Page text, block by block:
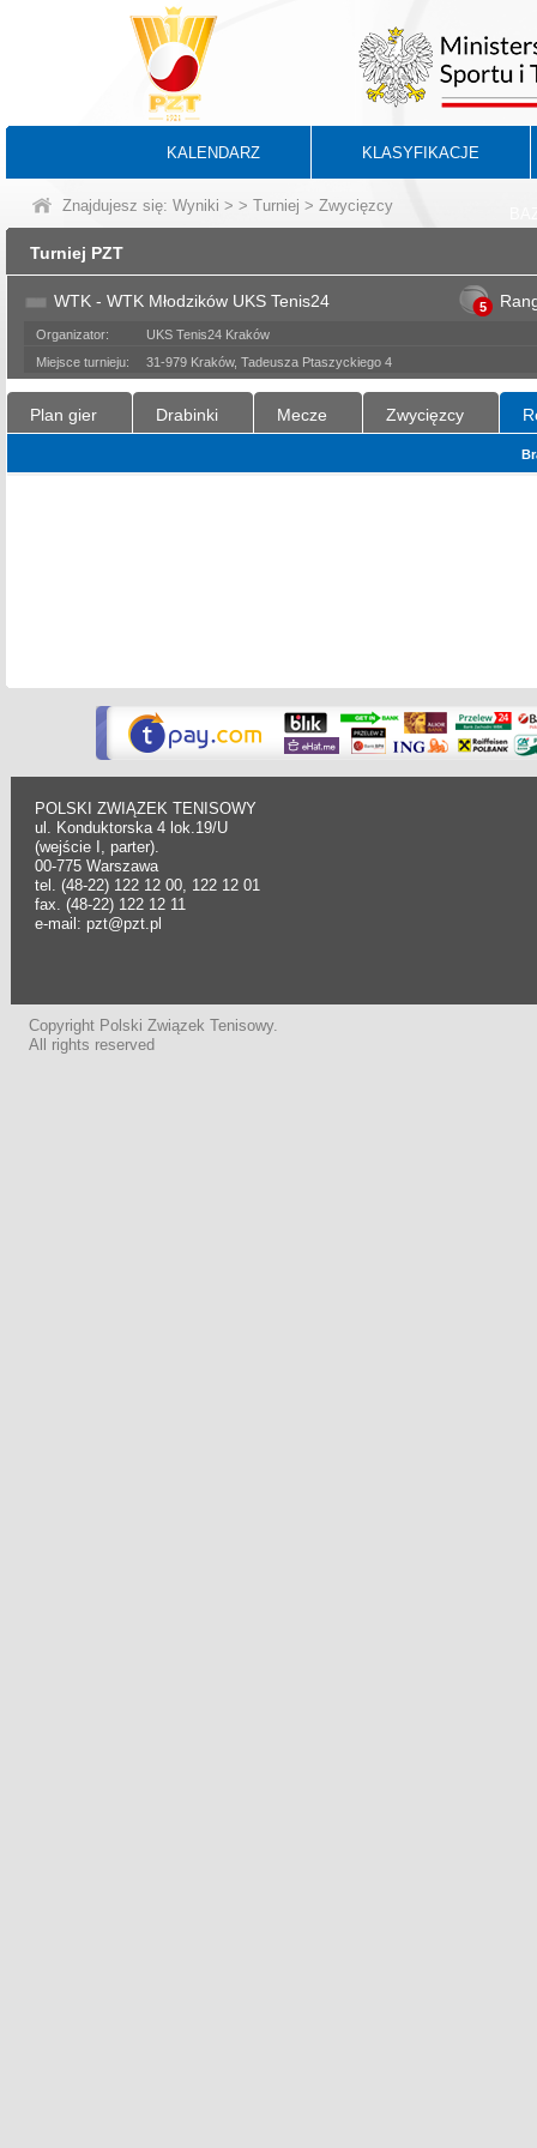
KALENDARZ KLASYFIKACJE
Znajdujesz się: Wyniki > > Turniej > Zwycięzcy
Turniej PZT
WTK - WTK Młodzików UKS Tenis24 5
Organizator:
UKS Tenis24 Kraków
Miejsce turnieju:
31-979 Kraków, Tadeusza Ptaszyckiego 4
Plan gier Drabinki Mecze Zwycięzcy
POLSKI ZWIĄZEK TENISOWY
ul. Konduktorska 4 lok.19/U
(wejście I, parter).
00-775 Warszawa
tel. (48-22) 122 12 00, 122 12 01
fax. (48-22) 122 12 11
e-mail: pzt@pzt.pl
Copyright Polski Związek Tenisowy.
All rights reserved